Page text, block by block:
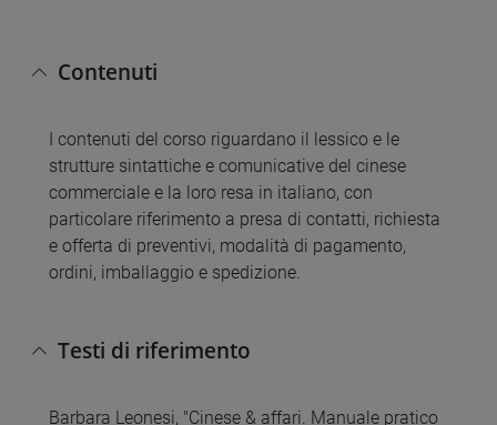
Contenuti
I contenuti del corso riguardano il lessico e le
strutture sintattiche e comunicative del cinese
commerciale e la loro resa in italiano, con
particolare riferimento a presa di contatti, richiesta
e offerta di preventivi, modalità di pagamento,
ordini, imballaggio e spedizione.
Testi di riferimento
Barbara Leonesi, "Cinese & affari. Manuale pratico